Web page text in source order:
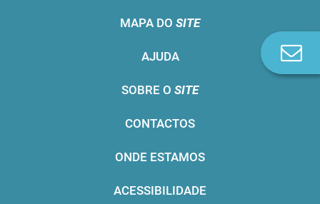
MAPA DO SITE
AJUDA
SOBRE O SITE
CONTACTOS
ONDE ESTAMOS
ACESSIBILIDADE